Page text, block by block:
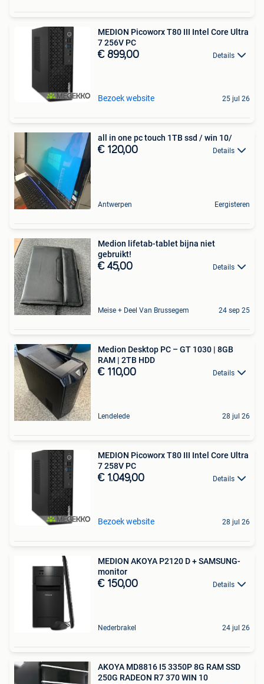
MEDION Picoworx T80 III Intel Core Ultra
7 256V PC
€ 899,00 Details
Bezoek website 25 jul 26
all in one pc touch 1TB ssd / win 10/
€ 120,00 Details
Antwerpen Eergisteren
Medion lifetab-tablet bijna niet
gebruikt!
€ 45,00 Details
Meise + Deel Van Brussegem 24 sep 25
Medion Desktop PC – GT 1030 | 8GB
RAM | 2TB HDD
€ 110,00 Details
Lendelede 28 jul 26
MEDION Picoworx T80 III Intel Core Ultra
7 258V PC
€ 1.049,00 Details
Bezoek website 28 jul 26
MEDION AKOYA P2120 D + SAMSUNG-
monitor
€ 150,00 Details
Nederbrakel 24 jul 26
AKOYA MD8816 I5 3350P 8G RAM SSD
250G RADEON R7 370 WIN 10